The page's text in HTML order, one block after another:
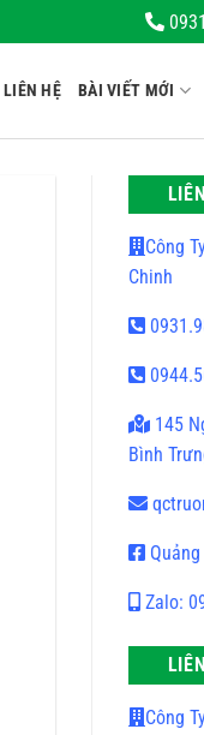
Sản Phẩm Đẹp,
LIÊN HỆ BÀI VIẾT MỚI
Công
Chinh
145
Bình
Zalo:
Công